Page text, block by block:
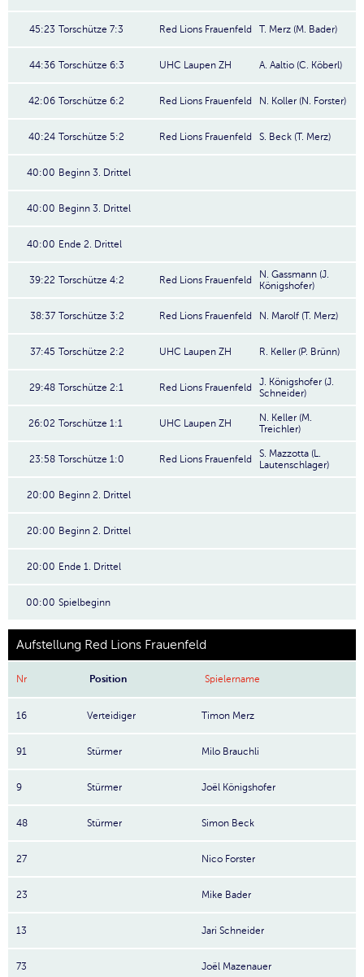
45:23 Torschütze 7:3 Red Lions Frauenfeld T. Merz (M. Bader)
44:36 Torschütze 6:3 UHC Laupen ZH A. Aaltio (C. Köberl)
42:06 Torschütze 6:2 Red Lions Frauenfeld N. Koller (N. Forster)
40:24 Torschütze 5:2 Red Lions Frauenfeld S. Beck (T. Merz)
40:00 Beginn 3. Drittel
40:00 Beginn 3. Drittel
40:00 Ende 2. Drittel
39:22 Torschütze 4:2 Red Lions Frauenfeld
N. Gassmann (J.
Königshofer)
38:37 Torschütze 3:2 Red Lions Frauenfeld N. Marolf (T. Merz)
37:45 Torschütze 2:2 UHC Laupen ZH R. Keller (P. Brünn)
29:48 Torschütze 2:1 Red Lions Frauenfeld
J. Königshofer (J.
Schneider)
26:02 Torschütze 1:1 UHC Laupen ZH
N. Keller (M.
Treichler)
23:58 Torschütze 1:0 Red Lions Frauenfeld
S. Mazzotta (L.
Lautenschlager)
20:00 Beginn 2. Drittel
20:00 Beginn 2. Drittel
20:00 Ende 1. Drittel
00:00 Spielbeginn
Aufstellung Red Lions Frauenfeld
Nr Position Spielername
16 Verteidiger Timon Merz
91 Stürmer Milo Brauchli
9 Stürmer Joël Königshofer
48 Stürmer Simon Beck
27 Nico Forster
23 Mike Bader
13 Jari Schneider
73 Joël Mazenauer